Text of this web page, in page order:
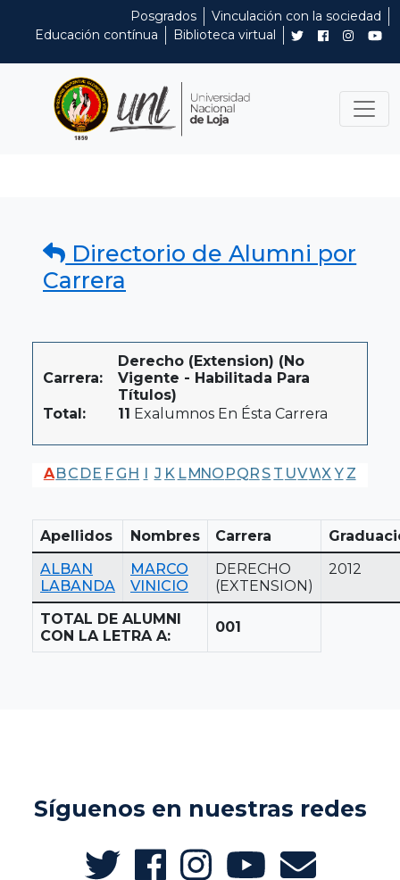
Posgrados
Vinculación con la sociedad
Educación contínua
Biblioteca virtual
Directorio de Alumni por
Carrera
Carrera:
Derecho (extension) (No
Vigente - Habilitada Para
Títulos)
Total:
11 Exalumnos En Ésta Carrera
ABC DE F G H I J K LMNO PQR S T UVWX Y Z
Apellidos Nombres Carrera
ALBAN
LABANDA
MARCO
VINICIO
DERECHO
(EXTENSION)
2012
TOTAL DE ALUMNI
CON LA LETRA A:
001
Síguenos en nuestras redes